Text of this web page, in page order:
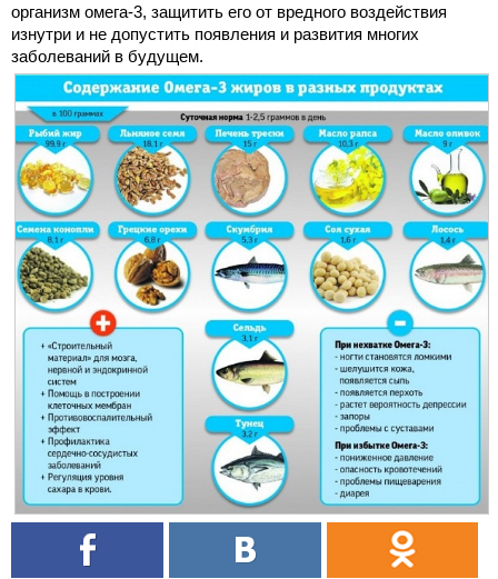
организм омега-3, защитить его от вредного воздействия
изнутри и не допустить появления и развития многих
заболеваний в будущем.